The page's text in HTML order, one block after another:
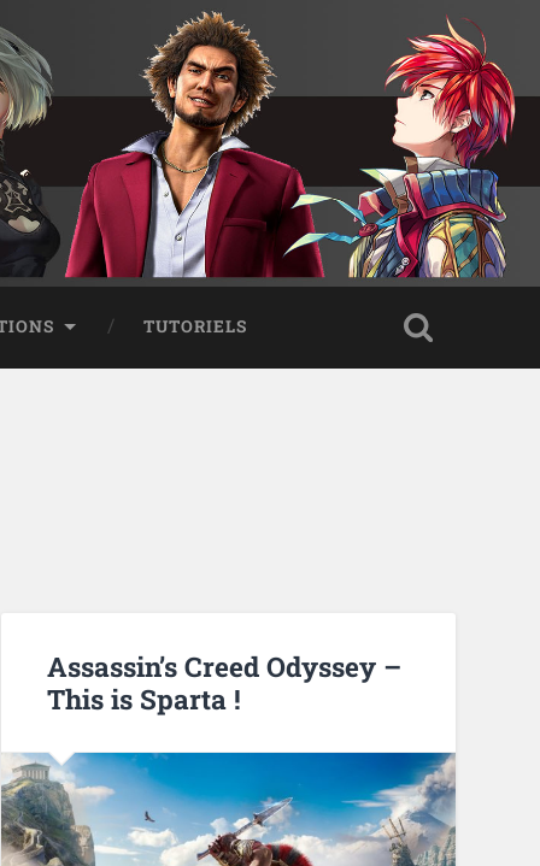
TUTORIELS
Assassin’s Creed Odyssey –
This is Sparta !